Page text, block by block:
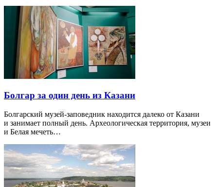
Болгар за один день из Казани
Болгарский музей-заповедник находится далеко от Казани
и занимает полный день. Археологическая территория, музеи
и Белая мечеть…